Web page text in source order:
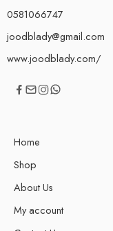
0581066747
joodblady@gmail.com
www.joodblady.com/
Home
Shop
About Us
My account